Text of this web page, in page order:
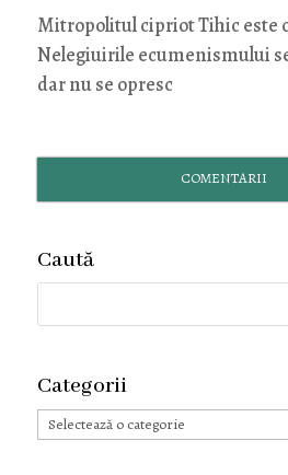
Mitropolitul cipriot Tihic este
Nelegiuirile ecumenismului
dar nu se opresc
COMENTARII
Caută
Categorii
Categorii